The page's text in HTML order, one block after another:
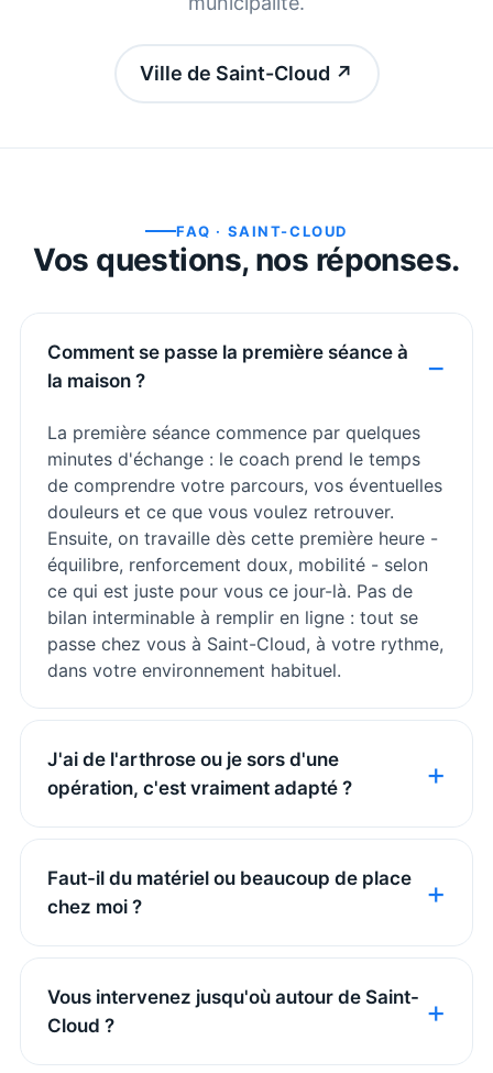
Ville de Saint-Cloud ↗
FAQ · SAINT-CLOUD
Vos questions, nos réponses.
Comment se passe la première séance à
la maison ?
La première séance commence par quelques
minutes d'échange : le coach prend le temps
de comprendre votre parcours, vos éventuelles
douleurs et ce que vous voulez retrouver.
Ensuite, on travaille dès cette première heure -
équilibre, renforcement doux, mobilité - selon
ce qui est juste pour vous ce jour-là. Pas de
bilan interminable à remplir en ligne : tout se
passe chez vous à Saint-Cloud, à votre rythme,
dans votre environnement habituel.
J'ai de l'arthrose ou je sors d'une
opération, c'est vraiment adapté ?
Faut-il du matériel ou beaucoup de place
chez moi ?
Vous intervenez jusqu'où autour de Saint-
Cloud ?